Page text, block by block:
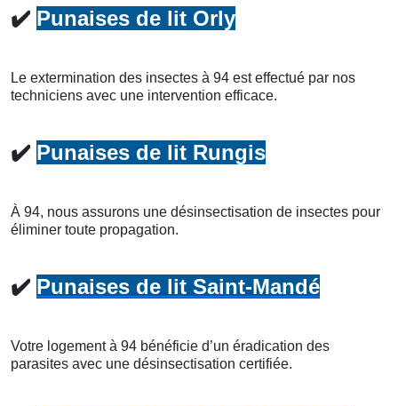
✔️ Punaises de lit Orly
Le extermination des insectes à 94 est effectué par nos
techniciens avec une intervention efficace.
✔️ Punaises de lit Rungis
À 94, nous assurons une désinsectisation de insectes pour
éliminer toute propagation.
✔️ Punaises de lit Saint-Mandé
Votre logement à 94 bénéficie d’un éradication des
parasites avec une désinsectisation certifiée.